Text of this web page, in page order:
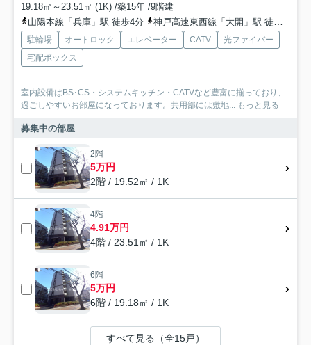
19.18㎡～23.51㎡ (1K) /築15年 /9階建
山陽本線「兵庫」駅 徒歩4分
神戸高速東西線「大開」駅 徒歩9分
駐輪場 オートロック エレベーター CATV
光ファイバー
宅配ボックス
室内設備はBS･CS・システムキッチン・CATVなど豊富に揃っており、
過ごしやすいお部屋になっております。共用部には敷地... もっと見る
募集中の部屋
2階
5万円
2階 / 19.52㎡ / 1K
4階
4.91万円
4階 / 23.51㎡ / 1K
6階
5万円
6階 / 19.18㎡ / 1K
すべて見る（全15戸）